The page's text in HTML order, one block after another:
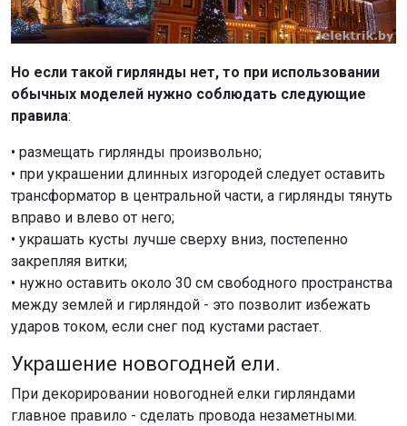
Но если такой гирлянды нет, то при использовании
обычных моделей нужно соблюдать следующие
правила:
• размещать гирлянды произвольно;
• при украшении длинных изгородей следует оставить
трансформатор в центральной части, а гирлянды тянуть
вправо и влево от него;
• украшать кусты лучше сверху вниз, постепенно
закрепляя витки;
• нужно оставить около 30 см свободного пространства
между землей и гирляндой - это позволит избежать
ударов током, если снег под кустами растает.
Украшение новогодней ели.
При декорировании новогодней елки гирляндами
главное правило - сделать провода незаметными.